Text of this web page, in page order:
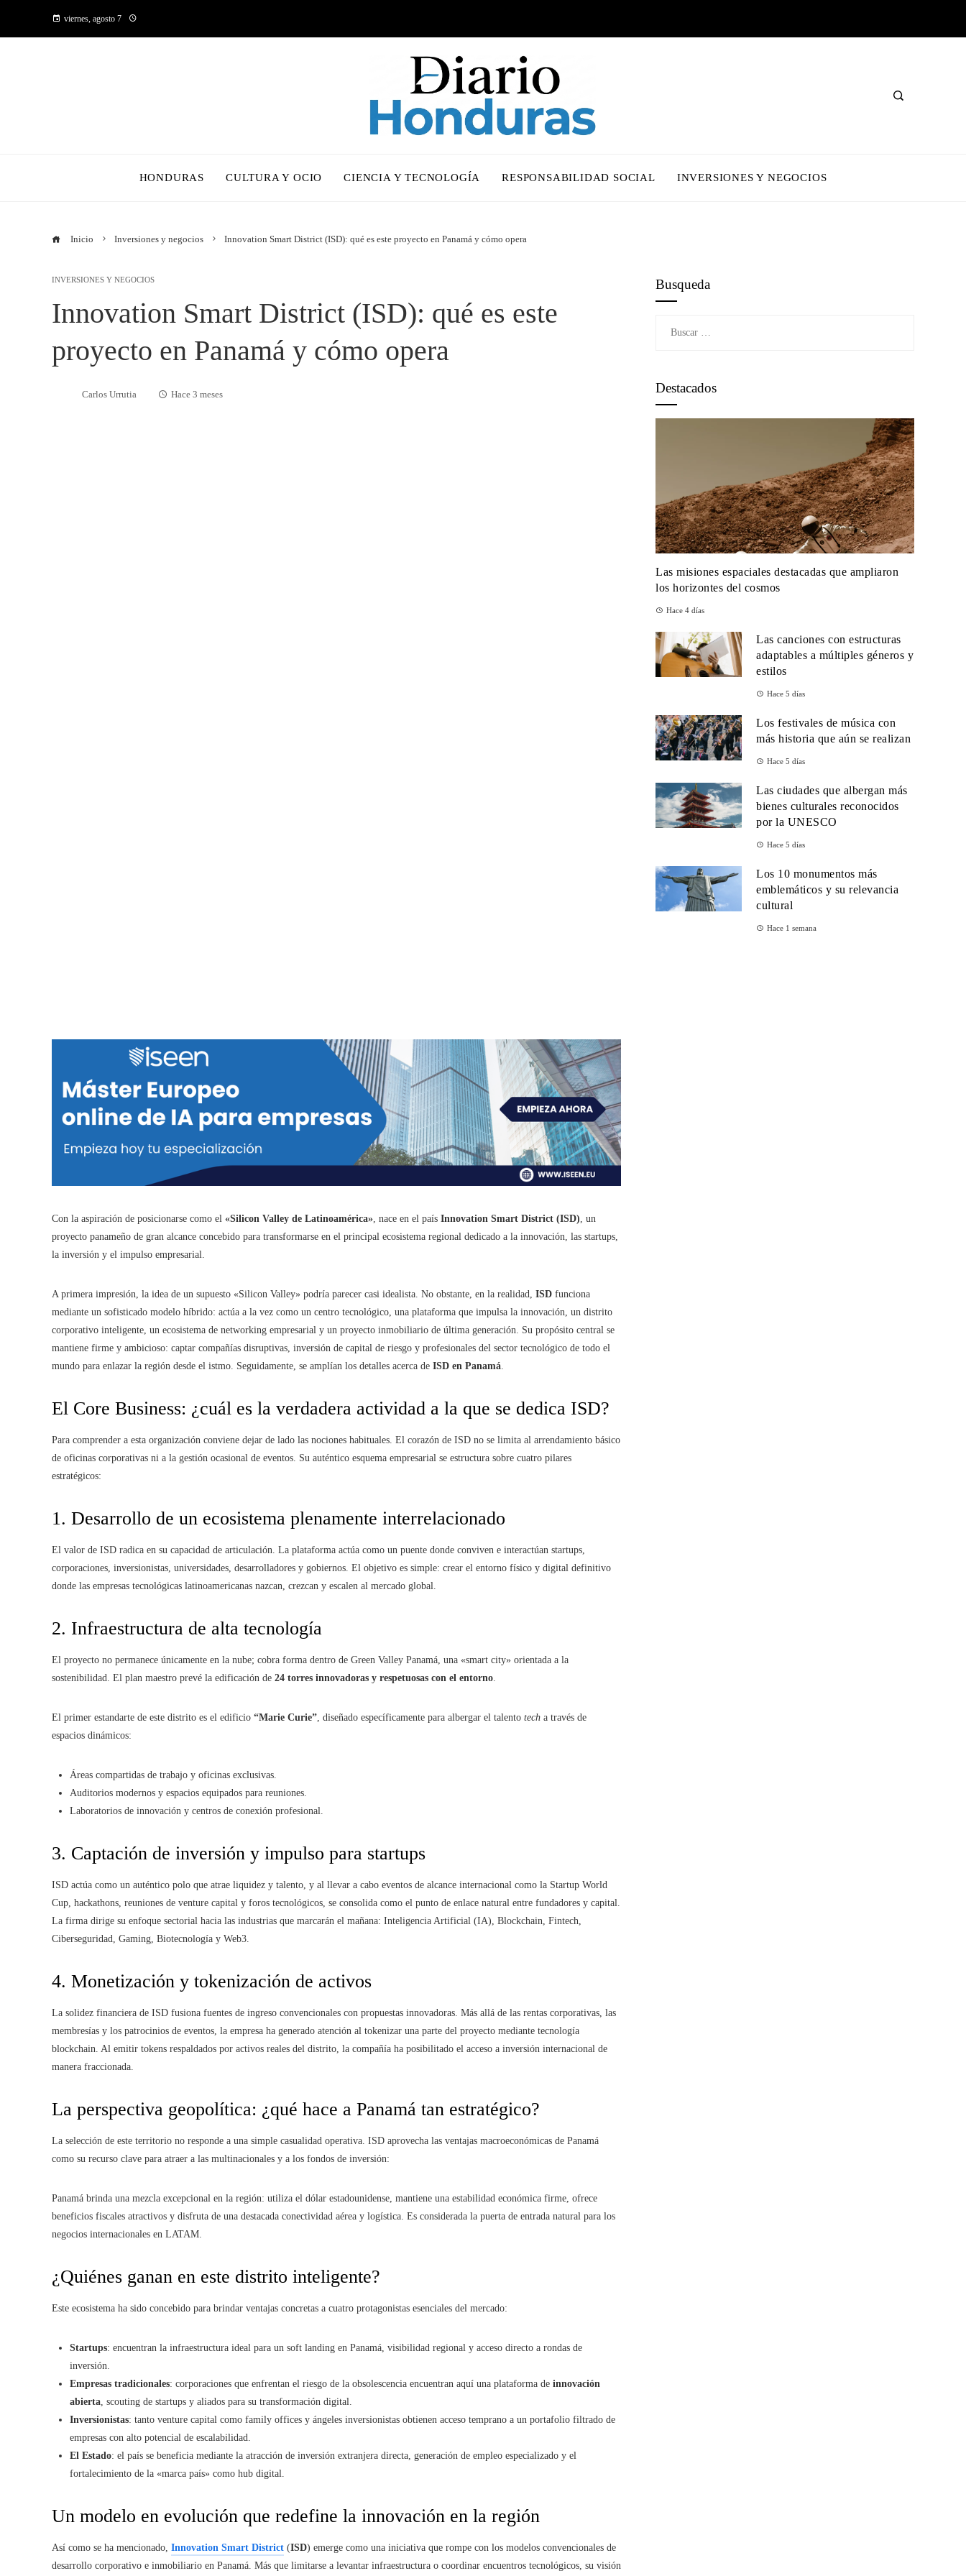
viernes, agosto 7
HONDURAS CULTURA Y OCIO CIENCIA Y TECNOLOGÍA RESPONSABILIDAD SOCIAL INVERSIONES Y NEGOCIOS
Inicio Inversiones y negocios Innovation Smart District (ISD): qué es este proyecto en Panamá y cómo opera
INVERSIONES Y NEGOCIOS
Innovation Smart District (ISD): qué es este
proyecto en Panamá y cómo opera
Carlos Urrutia Hace 3 meses
Con la aspiración de posicionarse como el «Silicon Valley de Latinoamérica», nace en el país Innovation Smart District (ISD), un
proyecto panameño de gran alcance concebido para transformarse en el principal ecosistema regional dedicado a la innovación, las startups,
la inversión y el impulso empresarial.
A primera impresión, la idea de un supuesto «Silicon Valley» podría parecer casi idealista. No obstante, en la realidad, ISD funciona
mediante un sofisticado modelo híbrido: actúa a la vez como un centro tecnológico, una plataforma que impulsa la innovación, un distrito
corporativo inteligente, un ecosistema de networking empresarial y un proyecto inmobiliario de última generación. Su propósito central se
mantiene firme y ambicioso: captar compañías disruptivas, inversión de capital de riesgo y profesionales del sector tecnológico de todo el
mundo para enlazar la región desde el istmo. Seguidamente, se amplían los detalles acerca de ISD en Panamá.
El Core Business: ¿cuál es la verdadera actividad a la que se dedica ISD?
Para comprender a esta organización conviene dejar de lado las nociones habituales. El corazón de ISD no se limita al arrendamiento básico
de oficinas corporativas ni a la gestión ocasional de eventos. Su auténtico esquema empresarial se estructura sobre cuatro pilares
estratégicos:
1. Desarrollo de un ecosistema plenamente interrelacionado
El valor de ISD radica en su capacidad de articulación. La plataforma actúa como un puente donde conviven e interactúan startups,
corporaciones, inversionistas, universidades, desarrolladores y gobiernos. El objetivo es simple: crear el entorno físico y digital definitivo
donde las empresas tecnológicas latinoamericanas nazcan, crezcan y escalen al mercado global.
2. Infraestructura de alta tecnología
El proyecto no permanece únicamente en la nube; cobra forma dentro de Green Valley Panamá, una «smart city» orientada a la
sostenibilidad. El plan maestro prevé la edificación de 24 torres innovadoras y respetuosas con el entorno.
El primer estandarte de este distrito es el edificio “Marie Curie”, diseñado específicamente para albergar el talento tech a través de
espacios dinámicos:
Áreas compartidas de trabajo y oficinas exclusivas.
Auditorios modernos y espacios equipados para reuniones.
Laboratorios de innovación y centros de conexión profesional.
3. Captación de inversión y impulso para startups
ISD actúa como un auténtico polo que atrae liquidez y talento, y al llevar a cabo eventos de alcance internacional como la Startup World
Cup, hackathons, reuniones de venture capital y foros tecnológicos, se consolida como el punto de enlace natural entre fundadores y capital.
La firma dirige su enfoque sectorial hacia las industrias que marcarán el mañana: Inteligencia Artificial (IA), Blockchain, Fintech,
Ciberseguridad, Gaming, Biotecnología y Web3.
4. Monetización y tokenización de activos
La solidez financiera de ISD fusiona fuentes de ingreso convencionales con propuestas innovadoras. Más allá de las rentas corporativas, las
membresías y los patrocinios de eventos, la empresa ha generado atención al tokenizar una parte del proyecto mediante tecnología
blockchain. Al emitir tokens respaldados por activos reales del distrito, la compañía ha posibilitado el acceso a inversión internacional de
manera fraccionada.
La perspectiva geopolítica: ¿qué hace a Panamá tan estratégico?
La selección de este territorio no responde a una simple casualidad operativa. ISD aprovecha las ventajas macroeconómicas de Panamá
como su recurso clave para atraer a las multinacionales y a los fondos de inversión:
Panamá brinda una mezcla excepcional en la región: utiliza el dólar estadounidense, mantiene una estabilidad económica firme, ofrece
beneficios fiscales atractivos y disfruta de una destacada conectividad aérea y logística. Es considerada la puerta de entrada natural para los
negocios internacionales en LATAM.
¿Quiénes ganan en este distrito inteligente?
Este ecosistema ha sido concebido para brindar ventajas concretas a cuatro protagonistas esenciales del mercado:
Startups: encuentran la infraestructura ideal para un soft landing en Panamá, visibilidad regional y acceso directo a rondas de
inversión.
Empresas tradicionales: corporaciones que enfrentan el riesgo de la obsolescencia encuentran aquí una plataforma de innovación
abierta, scouting de startups y aliados para su transformación digital.
Inversionistas: tanto venture capital como family offices y ángeles inversionistas obtienen acceso temprano a un portafolio filtrado de
empresas con alto potencial de escalabilidad.
El Estado: el país se beneficia mediante la atracción de inversión extranjera directa, generación de empleo especializado y el
fortalecimiento de la «marca país» como hub digital.
Un modelo en evolución que redefine la innovación en la región
Así como se ha mencionado, Innovation Smart District (ISD) emerge como una iniciativa que rompe con los modelos convencionales de
desarrollo corporativo e inmobiliario en Panamá. Más que limitarse a levantar infraestructura o coordinar encuentros tecnológicos, su visión
Busqueda
Destacados
Las misiones espaciales destacadas que ampliaron
los horizontes del cosmos
Hace 4 días
Las canciones con estructuras
adaptables a múltiples géneros y
estilos
Hace 5 días
Los festivales de música con
más historia que aún se realizan
Hace 5 días
Las ciudades que albergan más
bienes culturales reconocidos
por la UNESCO
Hace 5 días
Los 10 monumentos más
emblemáticos y su relevancia
cultural
Hace 1 semana